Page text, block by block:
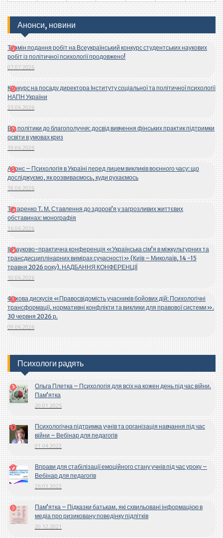
Анонси, новини
Термін подання робіт на Всеукраїнський конкурс студентських наукових
робіт із політичної психології продовжено!
07.07.2026
Конкурс на посаду директора Інституту соціальної та політичної психології
НАПН України
23.06.2026
Від політики до благополуччя: досвід вивчення фінських практик підтримки
освіти в умовах криз
19.06.2026
Анонс – Психологія в Україні перед лицем викликів воєнного часу: що
досліджуємо, як розвиваємось, куди рухаємось
18.06.2026
Титаренко Т. М. Ставлення до здоров’я у загрозливих життєвих
обставинах: монографія
16.06.2026
ІІ Науково-практична конференція «Українська сім’я в міжкультурних та
трансдисциплінарних вимірах сучасності» (Київ – Миколаїв, 14 -15
травня 2026 року). НАДБАННЯ КОНФЕРЕНЦІЇ
10.06.2026
Фахова дискусія «Правосвідомість учасників бойових дій: Психологічні
трансформації, нормативні конфлікти та виклики для правової системи».
30 червня 2026 р.
09.06.2026
Психологи радять
Ольга Плетка – Психологія для всіх на кожен день під час війни.
Пам’ятка
20.01.2025
Психологічна підтримка учнів та організація навчання під час
війни – Вебінар для педагогів
01.04.2022
Вправи для стабілізації емоційного стану учнів під час уроку –
Вебінар для педагогів
26.03.2022
Пам’ятка – Підказки батькам, які схвильовані інформацією в
медіа про ризиковану поведінку підлітків
20.12.2021